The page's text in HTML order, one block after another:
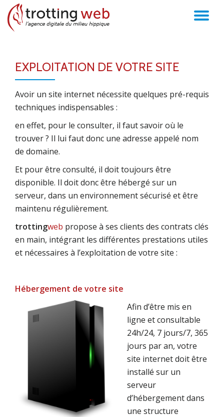
Aller
EXPLOITATION DE VOTRE SITE
Avoir un site internet nécessite quelques pré-requis
techniques indispensables :
en effet, pour le consulter, il faut savoir où le
trouver ? Il lui faut donc une adresse appelé nom
de domaine.
Et pour être consulté, il doit toujours être
disponible. Il doit donc être hébergé sur un
serveur, dans un environnement sécurisé et être
maintenu régulièrement.
trottingweb propose à ses clients des contrats clés
en main, intégrant les différentes prestations utiles
et nécessaires à l’exploitation de votre site :
Hébergement de votre site
Afin d’être mis en
ligne et consultable
24h/24, 7 jours/7, 365
jours par an, votre
site internet doit être
installé sur un
serveur
d’hébergement dans
une structure